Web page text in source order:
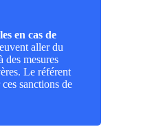
en cas de
aller du
des mesures
Le référent
sanctions de